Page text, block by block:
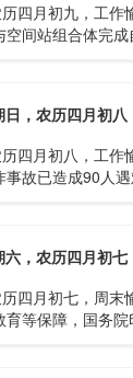
四月初九，工作
间站组合体完
，农历四月初
四月初八，工作
事故已造成90人
，农历四月初
四月初七，周末
等保障，国务